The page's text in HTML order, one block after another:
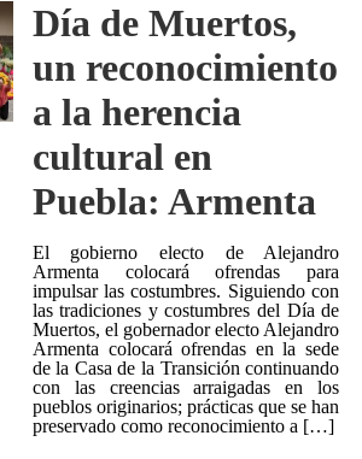
Día de Muertos,
un reconocimiento
a la herencia
cultural en
Puebla: Armenta
El gobierno electo de Alejandro
Armenta colocará ofrendas para
impulsar las costumbres. Siguiendo con
las tradiciones y costumbres del Día de
Muertos, el gobernador electo Alejandro
Armenta colocará ofrendas en la sede
de la Casa de la Transición continuando
con las creencias arraigadas en los
pueblos originarios; prácticas que se han
preservado como reconocimiento a […]